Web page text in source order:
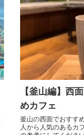
【釜山編】西
めカフェ
釜山の西面でおすす
人から人気のあるカ